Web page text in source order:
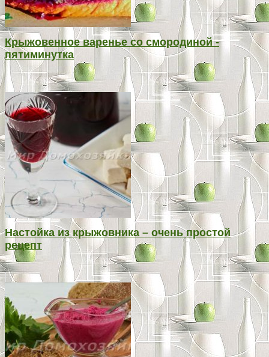
Крыжовенное варенье со смородиной -
пятиминутка
Настойка из крыжовника – очень простой
рецепт